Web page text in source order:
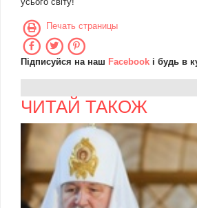
Печать страницы
Підписуйся на наш Facebook і будь в
ЧИТАЙ ТАКОЖ